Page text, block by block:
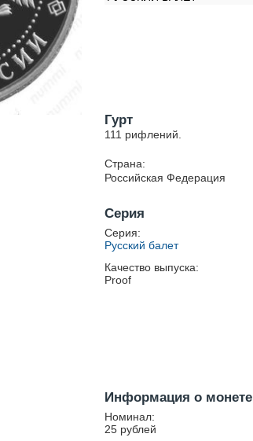
Гурт
111 рифлений.
Страна:
Российская Федерация
Серия
Серия:
Русский балет
Качество выпуска:
Proof
Информация о монете
Номинал:
25 рублей